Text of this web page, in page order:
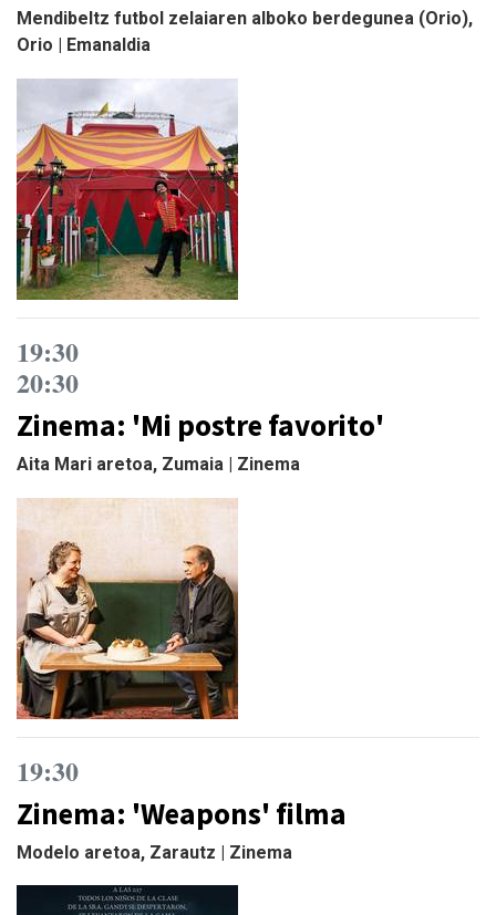
Mendibeltz futbol zelaiaren alboko berdegunea (Orio),
Orio | Emanaldia
19:30
20:30
Zinema: 'Mi postre favorito'
Aita Mari aretoa, Zumaia | Zinema
19:30
Zinema: 'Weapons' filma
Modelo aretoa, Zarautz | Zinema